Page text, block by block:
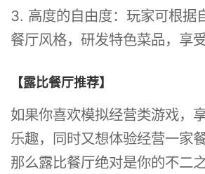
3. 高度的自由度：玩家可根据
餐厅风格，研发特色菜品，享
【露比餐厅推荐】
如果你喜欢模拟经营类游戏，
乐趣，同时又想体验经营一家
那么露比餐厅绝对是你的不二